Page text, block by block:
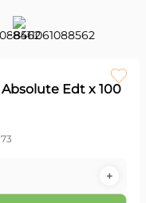
Edt x 100
＋